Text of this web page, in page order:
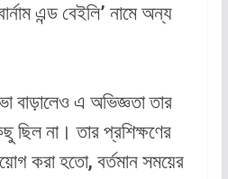
এন্ড বেইলি’ নামে অন্য
বাড়ালেও এ অভিজ্ঞতা তার
ছিল না। তার প্রশিক্ষণের
করা হতো, বর্তমান সময়ের